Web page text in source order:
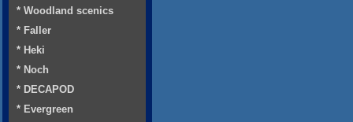
* Woodland scenics
* Faller
* Heki
* Noch
* DECAPOD
* Evergreen